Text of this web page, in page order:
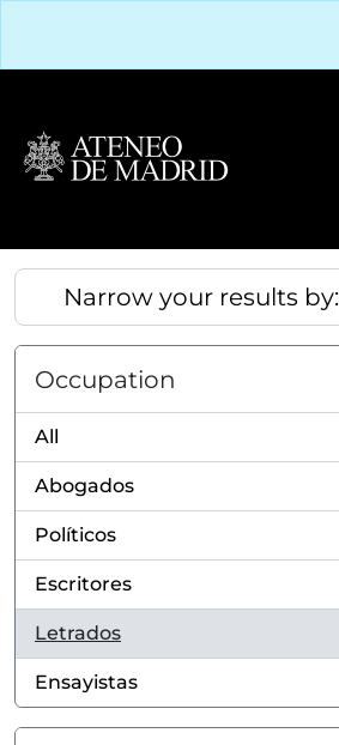
Narrow your results by:
Occupation
All
Abogados
, 1 results
Políticos
, 1 results
Escritores
, 1 results
Letrados
, 1 results
Ensayistas
, 1 results